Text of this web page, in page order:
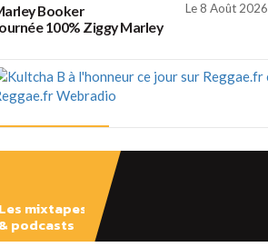
Booker
Le 8 Août 2026
100% Ziggy Marley
Kultcha B à l'honneur ce jour sur Reggae.fr et
Reggae.fr Webradio
REGGAE FRANÇAIS
Le 7 Août 2026
Les mixtapes
& podcasts